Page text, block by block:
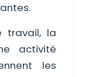
travail, la
activité
les